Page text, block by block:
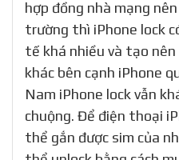
hợp đồng nhà mạng
trường thì iPhone lock
tế khá nhiều và tạo
khác bên cạnh iPhone
Nam iPhone lock vẫn
chuộng. Để điện thoại
thể gắn được sim của